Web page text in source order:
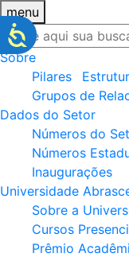
menu
Sobre
Pilares
Grupos de
Dados do Setor
Números do
Números
Inaugurações
Universidade
Sobre a
Cursos
Prêmio